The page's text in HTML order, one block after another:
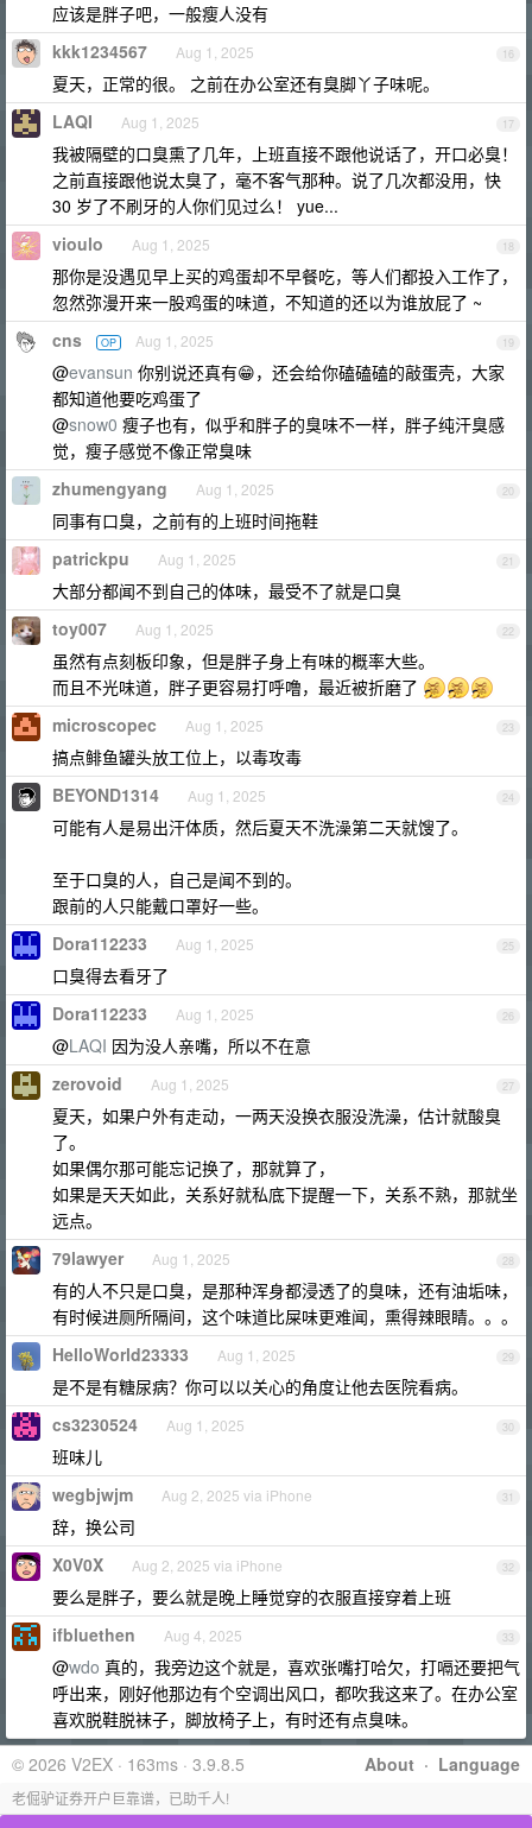
应该是胖子吧，一般瘦人没有
16
kkk1234567 Aug 1, 2025
夏天，正常的很。 之前在办公室还有臭脚丫子味呢。
17
LAQI Aug 1, 2025
我被隔壁的口臭熏了几年，上班直接不跟他说话了，开口必臭！
之前直接跟他说太臭了，毫不客气那种。说了几次都没用，快
30 岁了不刷牙的人你们见过么！ yue...
18
vioulo Aug 1, 2025
那你是没遇见早上买的鸡蛋却不早餐吃，等人们都投入工作了，
忽然弥漫开来一股鸡蛋的味道，不知道的还以为谁放屁了 ~
19
cns OP Aug 1, 2025
@evansun 你别说还真有😁，还会给你磕磕磕的敲蛋壳，大家
都知道他要吃鸡蛋了
@snow0 瘦子也有，似乎和胖子的臭味不一样，胖子纯汗臭感
觉，瘦子感觉不像正常臭味
20
zhumengyang Aug 1, 2025
同事有口臭，之前有的上班时间拖鞋
21
patrickpu Aug 1, 2025
大部分都闻不到自己的体味，最受不了就是口臭
22
toy007 Aug 1, 2025
虽然有点刻板印象，但是胖子身上有味的概率大些。
而且不光味道，胖子更容易打呼噜，最近被折磨了
23
microscopec Aug 1, 2025
搞点鲱鱼罐头放工位上，以毒攻毒
24
BEYOND1314 Aug 1, 2025
可能有人是易出汗体质，然后夏天不洗澡第二天就馊了。
至于口臭的人，自己是闻不到的。
跟前的人只能戴口罩好一些。
25
Dora112233 Aug 1, 2025
口臭得去看牙了
26
Dora112233 Aug 1, 2025
@LAQI 因为没人亲嘴，所以不在意
27
zerovoid Aug 1, 2025
夏天，如果户外有走动，一两天没换衣服没洗澡，估计就酸臭
了。
如果偶尔那可能忘记换了，那就算了，
如果是天天如此，关系好就私底下提醒一下，关系不熟，那就坐
远点。
28
79lawyer Aug 1, 2025
有的人不只是口臭，是那种浑身都浸透了的臭味，还有油垢味，
有时候进厕所隔间，这个味道比屎味更难闻，熏得辣眼睛。。。
29
HelloWorld23333 Aug 1, 2025
是不是有糖尿病？你可以以关心的角度让他去医院看病。
30
cs3230524 Aug 1, 2025
班味儿
31
wegbjwjm Aug 2, 2025 via iPhone
辞，换公司
32
X0V0X Aug 2, 2025 via iPhone
要么是胖子，要么就是晚上睡觉穿的衣服直接穿着上班
33
ifbluethen Aug 4, 2025
@wdo 真的，我旁边这个就是，喜欢张嘴打哈欠，打嗝还要把气
呼出来，刚好他那边有个空调出风口，都吹我这来了。在办公室
喜欢脱鞋脱袜子，脚放椅子上，有时还有点臭味。
About · Language
© 2026 V2EX · 163ms · 3.9.8.5
老倔驴证券开户巨靠谱，已助千人!